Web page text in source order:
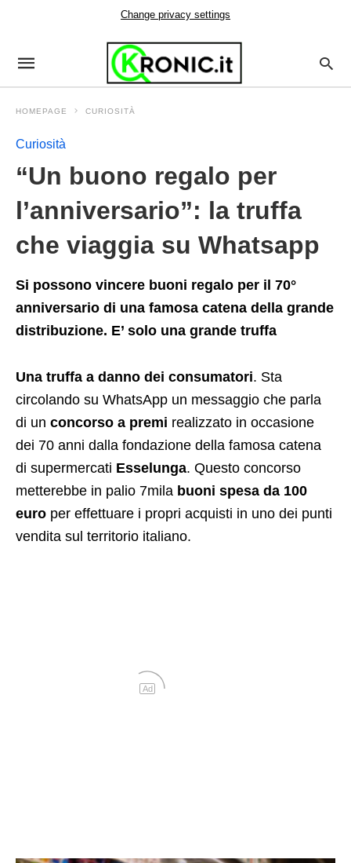
Change privacy settings
HOMEPAGE CURIOSITÀ
Curiosità
“Un buono regalo per
l’anniversario”: la truffa
che viaggia su Whatsapp
Si possono vincere buoni regalo per il 70°
anniversario di una famosa catena della grande
distribuzione. E’ solo una grande truffa
Una truffa a danno dei consumatori. Sta
circolando su WhatsApp un messaggio che parla
di un concorso a premi realizzato in occasione
dei 70 anni dalla fondazione della famosa catena
di supermercati Esselunga. Questo concorso
metterebbe in palio 7mila buoni spesa da 100
euro per effettuare i propri acquisti in uno dei punti
vendita sul territorio italiano.
Ad